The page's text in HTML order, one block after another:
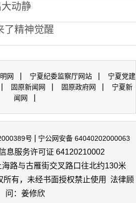
大动静
了精神觉醒
网 宁夏纪委监察厅网站
宁夏党建
固原新闻网 固原政府网
宁夏新
闻网
号
宁公网安备 64040202000063
息服务许可证 64120210002
路与古雁街交叉路口往北约130米
所有，未经书面授权禁止使用 法律顾
问：姜修欣